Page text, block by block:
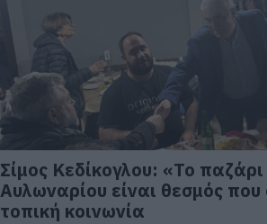
Σίμος Κεδίκογλου: «Το
Αυλωναρίου είναι θεσμός που
τοπική κοινωνία